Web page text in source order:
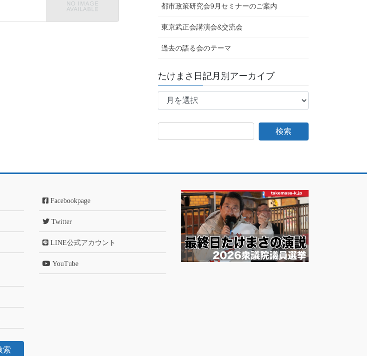
都市政策研究会9月セミナーのご案内
東京武正会講演会&交流会
過去の語る会のテーマ
たけまさ日記月別アーカイブ
た
日
別
カ
Facebookpage
Twitter
LINE公式アカウント
YouTube